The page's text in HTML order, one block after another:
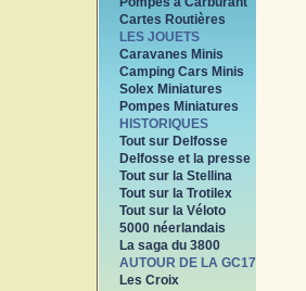
Cartes Routières
LES JOUETS
Caravanes Minis
Camping Cars Minis
Solex Miniatures
Pompes Miniatures
HISTORIQUES
Tout sur Delfosse
Delfosse et la presse
Tout sur la Stellina
Tout sur la Trotilex
Tout sur la Véloto
5000 néerlandais
La saga du 3800
AUTOUR DE LA GC17
Les Croix